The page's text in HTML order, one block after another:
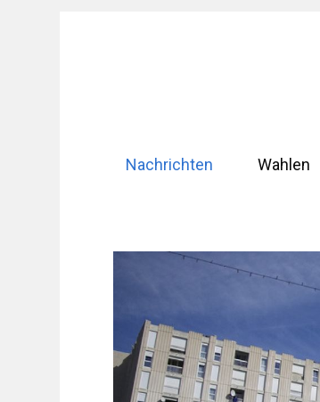
Nachrichten Wahlen